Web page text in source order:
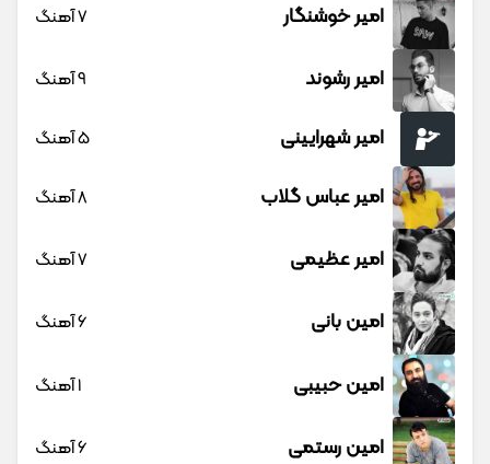
امیر خوشنگار 7 آهنگ
امیر رشوند 9 آهنگ
امیر شهرایینی 5 آهنگ
امیر عباس گلاب 8 آهنگ
امیر عظیمی 7 آهنگ
امین بانی 6 آهنگ
امین حبیبی 1 آهنگ
امین رستمی 6 آهنگ